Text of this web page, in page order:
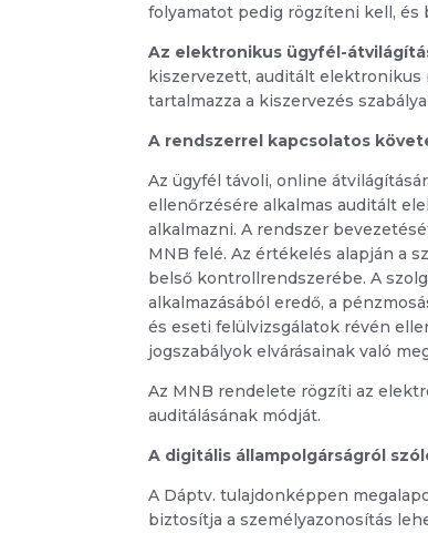
folyamatot pedig rögzíteni kell,
Az elektronikus ügyfél-
kiszervezett, auditált
tartalmazza a kiszervezés
A rendszerrel kapcsolatos
Az ügyfél távoli, online
ellenőrzésére alkalmas auditált
alkalmazni. A rendszer
MNB felé. Az értékelés alapján a
belső kontrollrendszerébe. A
alkalmazásából eredő, a
és eseti felülvizsgálatok révén
jogszabályok elvárásainak való
Az MNB rendelete rögzíti az
auditálásának módját.
A digitális állampolgárságról
A Dáptv. tulajdonképpen
biztosítja a személyazonosítás